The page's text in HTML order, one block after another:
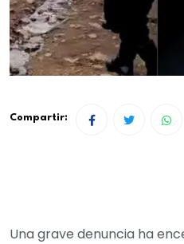
Compartir:
Una grave denuncia ha